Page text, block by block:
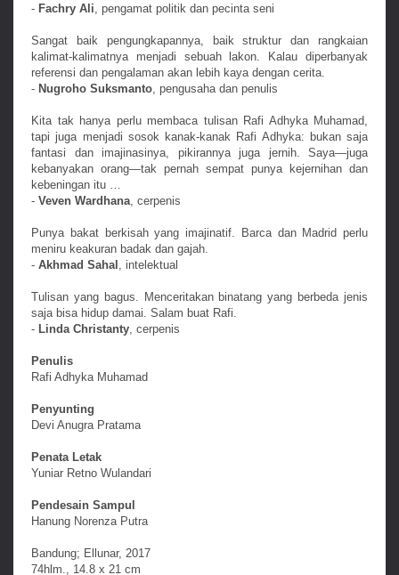
- Fachry Ali , pengamat politik dan pecinta seni
Sangat baik pengungkapannya, baik struktur dan rangkaian
kalimat-kalimatnya menjadi sebuah lakon. Kalau diperbanyak
referensi dan pengalaman akan lebih kaya dengan cerita.
- Nugroho Suksmanto , pengusaha dan penulis
Kita tak hanya perlu membaca tulisan Rafi Adhyka Muhamad,
tapi juga menjadi sosok kanak-kanak Rafi Adhyka: bukan saja
fantasi dan imajinasinya, pikirannya juga jernih. Saya—juga
kebanyakan orang—tak pernah sempat punya kejernihan dan
kebeningan itu …
- Veven Wardhana , cerpenis
Punya bakat berkisah yang imajinatif. Barca dan Madrid perlu
meniru keakuran badak dan gajah.
- Akhmad Sahal , intelektual
Tulisan yang bagus. Menceritakan binatang yang berbeda jenis
saja bisa hidup damai. Salam buat Rafi.
- Linda Christanty , cerpenis
Penulis
Rafi Adhyka Muhamad
Penyunting
Devi Anugra Pratama
Penata Letak
Yuniar Retno Wulandari
Pendesain Sampul
Hanung Norenza Putra
Bandung; Ellunar, 2017
74hlm., 14.8 x 21 cm